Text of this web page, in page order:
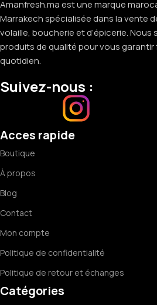
Amanfresh.ma est une marque
Marrakech spécialisée dans la vente
volaille, boucherie et d’épicerie.
produits de qualité pour vous garantir
quotidien.
Suivez-nous :
Acces rapide
Boutique
À propos
Blog
Contact
Mon compte
Politique de confidentialité
Politique de retour et échanges
Catégories